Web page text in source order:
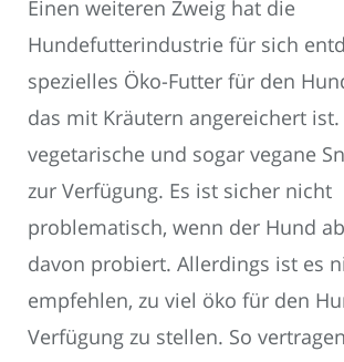
Einen weiteren Zweig hat die
Hundefutterindustrie für sich
spezielles Öko-Futter für den
das mit Kräutern angereichert ist.
vegetarische und sogar vegane
zur Verfügung. Es ist sicher nicht
problematisch, wenn der Hund
davon probiert. Allerdings ist es
empfehlen, zu viel öko für den
Verfügung zu stellen. So